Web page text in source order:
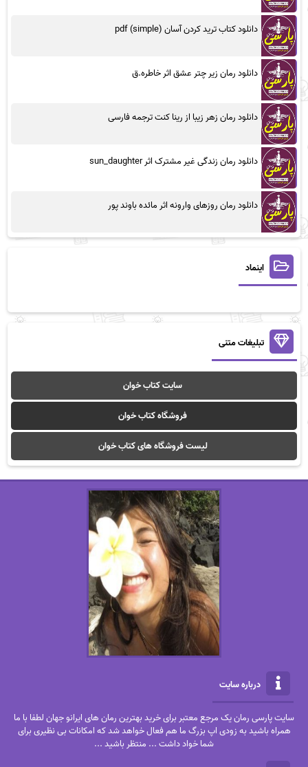
دانلود کتاب ترید کردن آسان (simple) pdf
دانلود رمان زیر چتر عشق اثر خاطره.ق
دانلود رمان زهر زیبا از رینا کنت ترجمه فارسی
دانلود رمان زندگی غیر مشترک اثر sun_daughter
دانلود رمان روزهای وارونه اثر مائده باوند پور
اینماد
تبلیغات متنی
سایت کتاب خوان
فروشگاه کتاب خوان
لیست فروشگاه های کتاب خوان
درباره سایت
سایت پارسی رمان یک مرجع معتبر برای خرید بهترین رمان های ایرانو جهان لطفا با ما
همراه باشید به زودی اپ بزرگ ما هم فعال خواهد شد که امکانات بی نظیری برای
شما خواد داشت ... منتظر باشید ...